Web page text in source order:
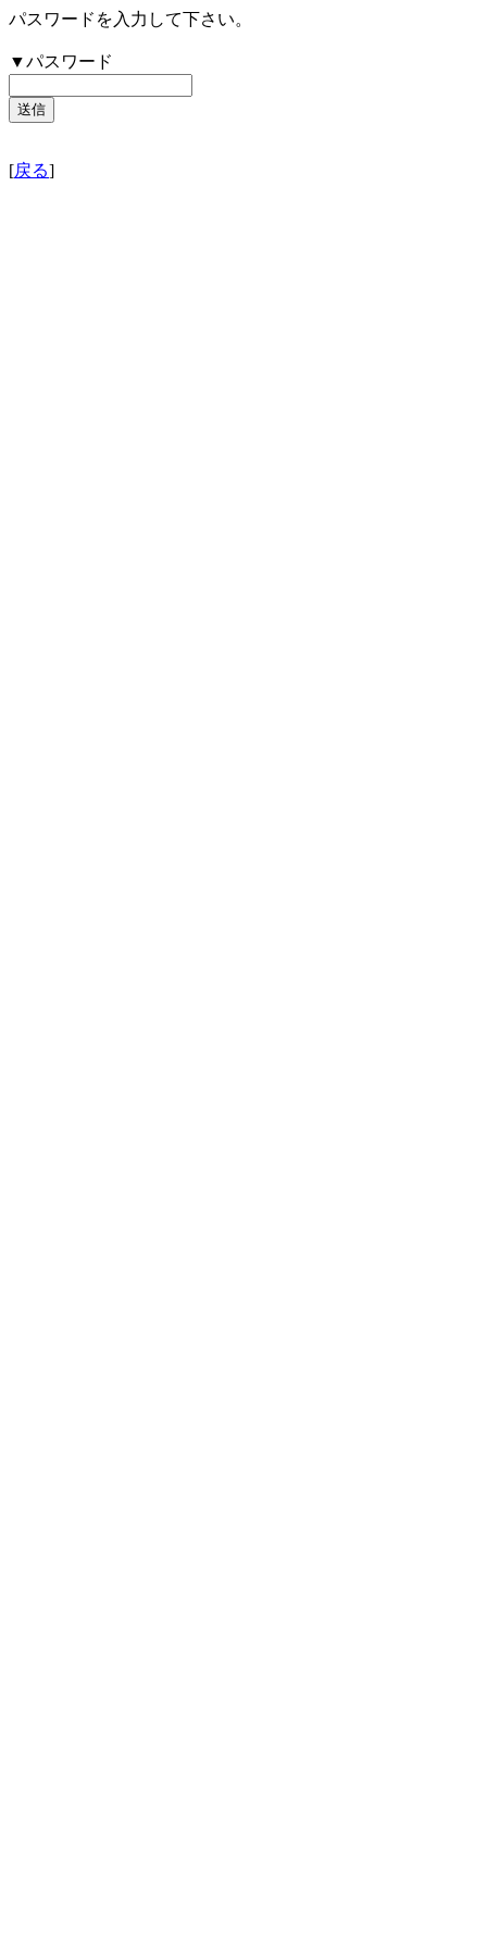
パスワードを入力して下さい。
▼パスワード
[戻る]